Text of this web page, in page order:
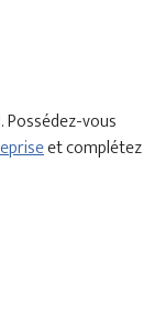
vous
et complétez